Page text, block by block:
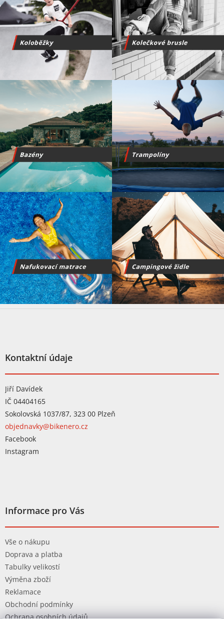
Z
Kontaktní údaje
Jiří Davídek
IČ 04404165
Sokolovská 1037/87, 323 00 Plzeň
objednavky@bikenero.cz
Facebook
Instagram
Informace pro Vás
Vše o nákupu
Doprava a platba
Tabulky velikostí
Výměna zboží
Reklamace
Obchodní podmínky
Ochrana osobních údajů